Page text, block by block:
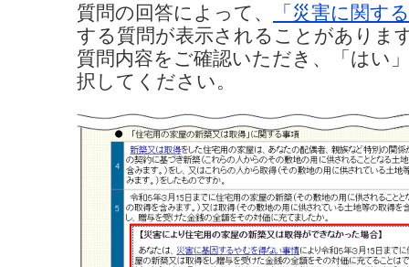
質問の回答によって、
「災害に関す
する質問が表示されることがありま
質問内容をご確認いただき、「はい
択してください。